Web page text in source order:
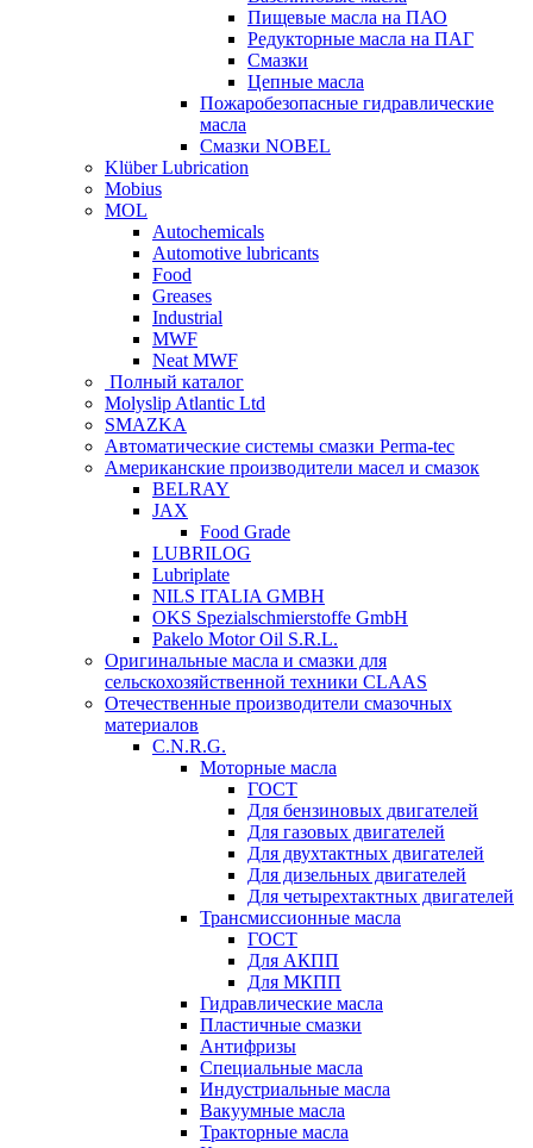
Пищевые масла на ПАО
Редукторные масла на ПАГ
Смазки
Цепные масла
Пожаробезопасные гидравлические
масла
Смазки NOBEL
Klüber Lubrication
Mobius
MOL
Autochemicals
Automotive lubricants
Food
Greases
Industrial
MWF
Neat MWF
Полный каталог
Molyslip Atlantic Ltd
SMAZKA
Автоматические системы смазки Perma-tec
Американские производители масел и смазок
BELRAY
JAX
Food Grade
LUBRILOG
Lubriplate
NILS ITALIA GMBH
OKS Spezialschmierstoffe GmbH
Pakelo Motor Oil S.R.L.
Оригинальные масла и смазки для
сельскохозяйственной техники CLAAS
Отечественные производители смазочных
материалов
C.N.R.G.
Моторные масла
ГОСТ
Для бензиновых двигателей
Для газовых двигателей
Для двухтактных двигателей
Для дизельных двигателей
Для четырехтактных двигателей
Трансмиссионные масла
ГОСТ
Для АКПП
Для МКПП
Гидравлические масла
Пластичные смазки
Антифризы
Специальные масла
Индустриальные масла
Вакуумные масла
Тракторные масла